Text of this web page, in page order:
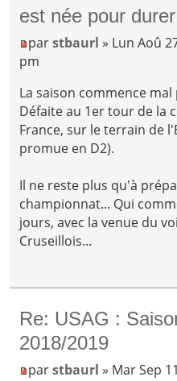
est née pour durer
parstbaurl » Lun Aoû
pm
La saison commence mal
Défaite au 1er tour de la
France, sur le terrain de
promue en D2).
Il ne reste plus qu'à
championnat... Qui
jours, avec la venue du
Cruseillois...
Re: USAG :
2018/2019
parstbaurl » Mar Sep